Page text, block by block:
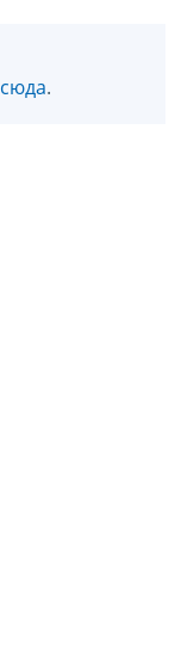
сюда.